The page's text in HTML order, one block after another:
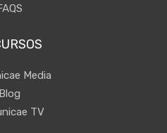
Media
Blog
TV